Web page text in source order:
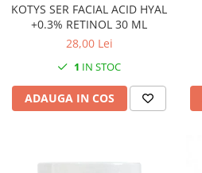
KOTYS SER FACIAL ACID HYAL
+0.3% RETINOL 30 ML
28,00 Lei
1 IN STOC
ADAUGA IN COS